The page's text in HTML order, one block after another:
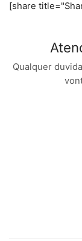
[share
Qualquer